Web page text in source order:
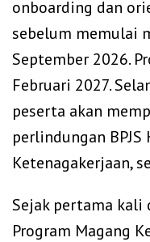
onboarding dan
sebelum memulai
September 2026.
Februari 2027.
peserta akan
perlindungan BPJS
Ketenagakerjaan,
Sejak pertama kali
Program Magang